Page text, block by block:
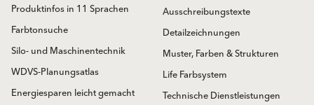
Produktinfos in 11 Sprachen
Farbtonsuche
Silo- und Maschinentechnik
WDVS-Planungsatlas
Energiesparen leicht gemacht
Ausschreibungstexte
Detailzeichnungen
Muster, Farben & Strukturen
Life Farbsystem
Technische Dienstleistungen